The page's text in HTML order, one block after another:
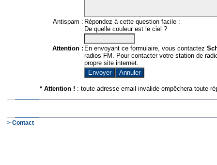
Antispam : Répondez à cette question facile :
De quelle couleur est le ciel ?
Attention : En envoyant ce formulaire, vous contactez
radios FM. Pour contacter votre station de
propre site internet.
* Attention ! : toute adresse email invalide empêchera toute
> Contact